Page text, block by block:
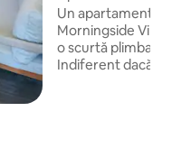
catering
Un apartament
Morningside
o scurtă plimbare
Indiferent dacă